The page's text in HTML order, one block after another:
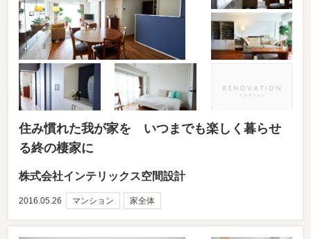
住み慣れた我が家を いつまでも楽しく暮らせ
る終の棲家に
株式会社インテリックス空間設計
2016.05.26 マンション 家全体